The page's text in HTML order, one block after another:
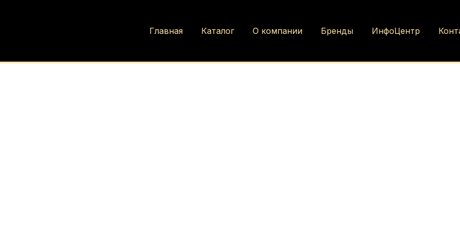
Главная Каталог О компании Бренды ИнфоЦентр